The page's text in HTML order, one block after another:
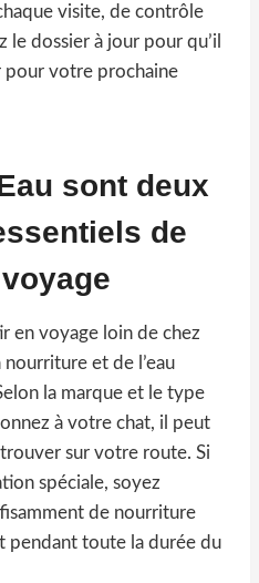
visite, de contrôle
dossier à jour pour qu’il
votre prochaine
sont deux
de
en voyage loin de chez
et de l’eau
la marque et le type
à votre chat, il peut
sur votre route. Si
spéciale, soyez
de nourriture
pendant toute la durée du